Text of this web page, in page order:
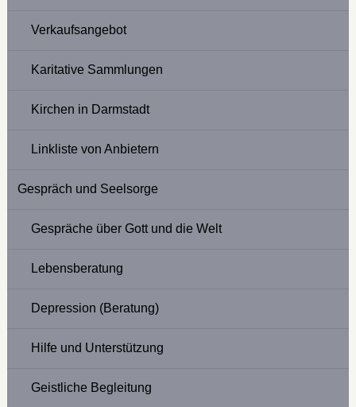
Verkaufsangebot
Karitative Sammlungen
Kirchen in Darmstadt
Linkliste von Anbietern
Gespräch und Seelsorge
Gespräche über Gott und die Welt
Lebensberatung
Depression (Beratung)
Hilfe und Unterstützung
Geistliche Begleitung